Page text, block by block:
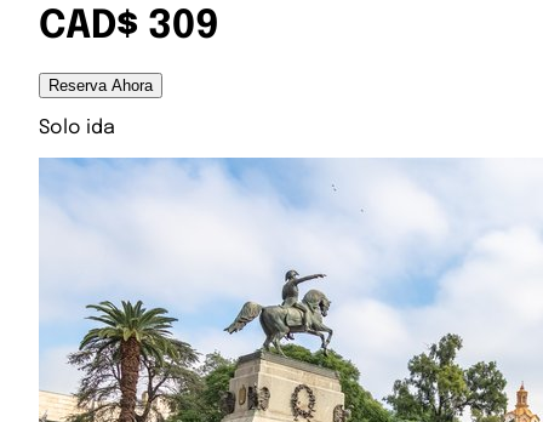
CAD$ 309
Reserva Ahora
Solo ida